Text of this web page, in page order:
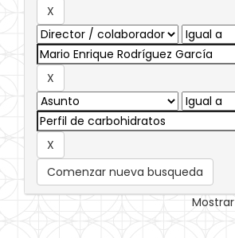
Comenzar nueva busqueda